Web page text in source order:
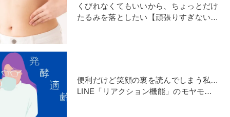
くびれなくてもいいから、ちょっとだけ
たるみを落としたい【頑張りすぎない】
便利だけど笑顔の裏を読んでしまう私…
LINE「リアクション機能」のモヤモヤ